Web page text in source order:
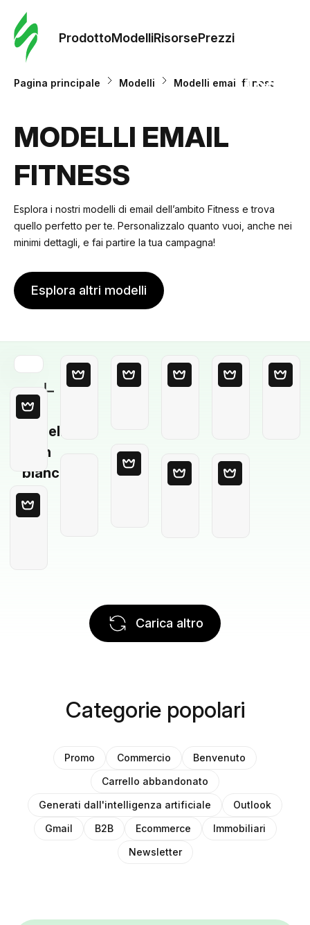
ProdottoModelliRisorsePrezzi
Modelli
Pagina principale Modelli Modelli email fitness
MODELLI EMAIL
FITNESS
Esplora i nostri modelli di email dell’ambito Fitness e trova
quello perfetto per te. Personalizzalo quanto vuoi, anche nei
minimi dettagli, e fai partire la tua campagna!
Esplora altri modelli
Modello
in
bianco
Carica altro
Categorie popolari
Promo Commercio
Benvenuto
Carrello abbandonato
Generati dall'intelligenza artificiale
Outlook
Gmail
B2B Ecommerce
Immobiliari
Newsletter